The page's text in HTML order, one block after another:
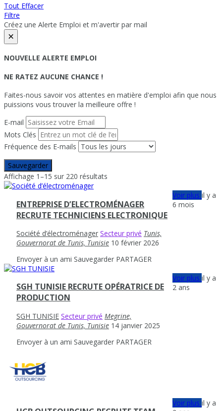
Tout Effacer
Filtre
Créez une Alerte Emploi et m'avertir par mail
×
NOUVELLE ALERTE EMPLOI
NE RATEZ AUCUNE CHANCE !
Faites-nous savoir vos attentes en matière d'emploi afin que nous
puissions vous trouver la meilleure offre !
E-mail
Mots Clés
Fréquence des E-mails
Sauvegarder
Affichage 1–15 sur 220 résultats
ENTREPRISE D’ELECTROMÉNAGER
RECRUTE TECHNICIENS ELECTRONIQUE
Société d’électroménager Secteur privé Tunis,
Gouvernorat de Tunis, Tunisie 10 février 2026
Envoyer à un ami Sauvegarder PARTAGER
Voir plusil y a
6 mois
SGH TUNISIE RECRUTE OPÉRATRICE DE
PRODUCTION
SGH TUNISIE Secteur privé Megrine,
Gouvernorat de Tunis, Tunisie 14 janvier 2025
Envoyer à un ami Sauvegarder PARTAGER
Voir plusil y a
2 ans
Voir plusil y a